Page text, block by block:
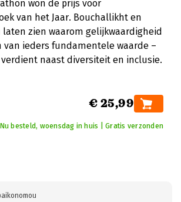
won de prijs voor
van het Jaar. Bouchallikht en
laten zien waarom gelijkwaardigheid
van ieders fundamentele waarde –
naast diversiteit en inclusie.
€ 25,99
Nu besteld, woensdag in huis | Gratis verzonden